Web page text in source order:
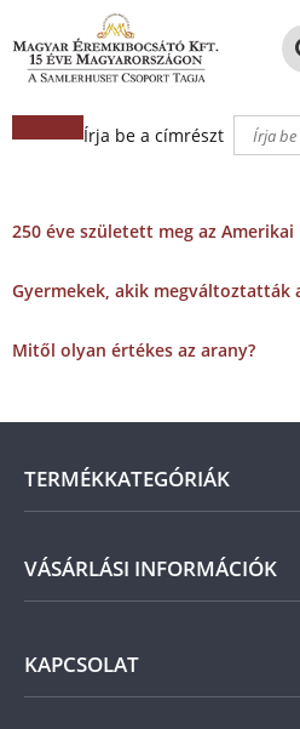
Írja be a címrészt
250 éve született meg az
Gyermekek, akik megváltoztatták
Mitől olyan értékes az arany?
TERMÉKKATEGÓRIÁK
Arany
Magyar
VÁSÁRLÁSI INFORMÁCIÓK
KAPCSOLAT